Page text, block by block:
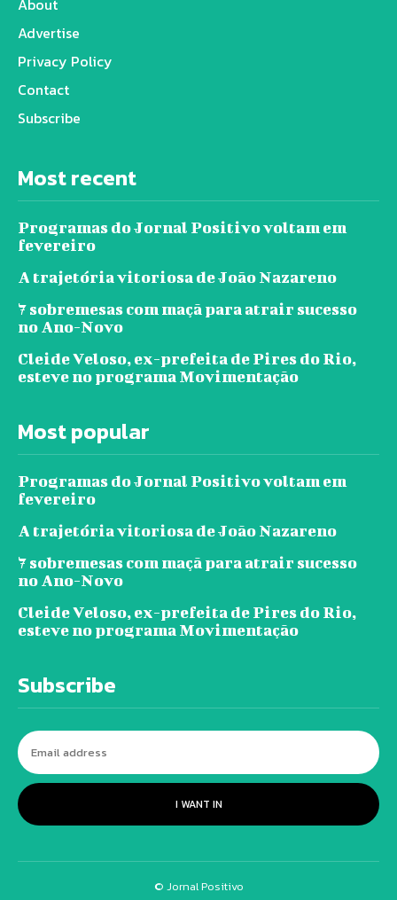
Advertise
Privacy Policy
Contact
Subscribe
Most recent
Programas do Jornal Positivo voltam em
fevereiro
A trajetória vitoriosa de João Nazareno
7 sobremesas com maçã para atrair sucesso
no Ano-Novo
Cleide Veloso, ex-prefeita de Pires do Rio,
esteve no programa Movimentação
Most popular
Programas do Jornal Positivo voltam em
fevereiro
A trajetória vitoriosa de João Nazareno
7 sobremesas com maçã para atrair sucesso
no Ano-Novo
Cleide Veloso, ex-prefeita de Pires do Rio,
esteve no programa Movimentação
Subscribe
I WANT IN
© Jornal Positivo